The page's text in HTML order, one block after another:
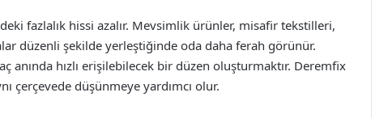
fazlalık hissi azalır. Mevsimlik ürünler, misafir tekstilleri,
düzenli şekilde yerleştiğinde oda daha ferah görünür.
anında hızlı erişilebilecek bir düzen oluşturmaktır. Deremfix
çerçevede düşünmeye yardımcı olur.